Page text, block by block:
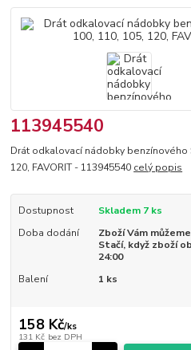
113945540
Drát odkalovací nádobky benzínového
120, FAVORIT - 113945540 celý popis
Dostupnost
Skladem 7 ks
Doba dodání
Zboží Vám
Stačí, když zboží
24:00
Balení
1 ks
158 Kč/ks
131 Kč bez DPH